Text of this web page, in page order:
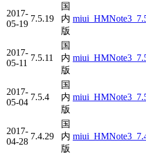
2017-
05-19
7.5.19
国
内
版
2017-
05-11
7.5.11
国
内
版
2017-
05-04
7.5.4
国
内
版
2017-
04-28
7.4.29
国
内
版